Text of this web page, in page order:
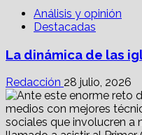
Análisis y opinión
Destacadas
La dinámica de las
Redacción 28 julio, 2026